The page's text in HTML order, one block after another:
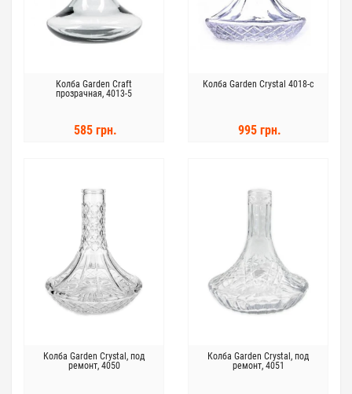
Колба Garden Craft
прозрачная, 4013-5
585 грн.
Колба Garden Crystal 4018-с
995 грн.
Колба Garden Crystal, под
ремонт, 4050
Колба Garden Crystal, под
ремонт, 4051